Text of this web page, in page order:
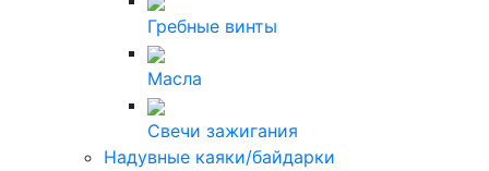
Гребные винты
Масла
Свечи зажигания
Надувные каяки/байдарки